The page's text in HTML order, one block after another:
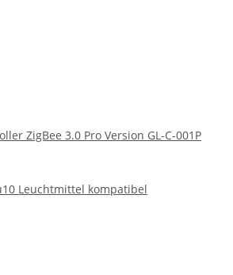
ZigBee 3.0 Pro Version GL-C-001P